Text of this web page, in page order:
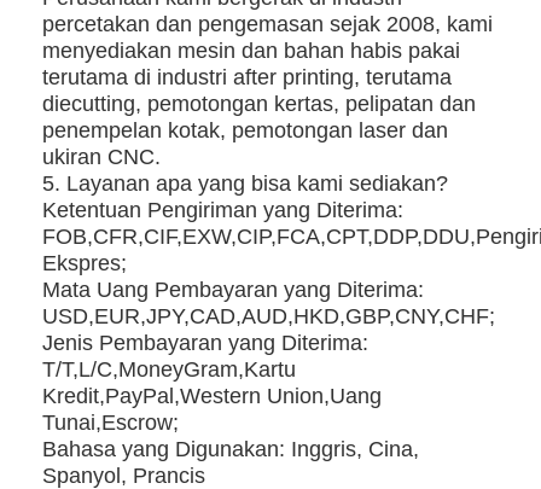
percetakan dan pengemasan sejak 2008, kami
menyediakan mesin dan bahan habis pakai
terutama di industri after printing, terutama
diecutting, pemotongan kertas, pelipatan dan
penempelan kotak, pemotongan laser dan
ukiran CNC.
5. Layanan apa yang bisa kami sediakan?
Ketentuan Pengiriman yang Diterima:
Ekspres;
Mata Uang Pembayaran yang Diterima:
USD,EUR,JPY,CAD,AUD,HKD,GBP,CNY,CHF;
Jenis Pembayaran yang Diterima:
T/T,L/C,MoneyGram,Kartu
Kredit,PayPal,Western Union,Uang
Tunai,Escrow;
Bahasa yang Digunakan: Inggris, Cina,
Spanyol, Prancis